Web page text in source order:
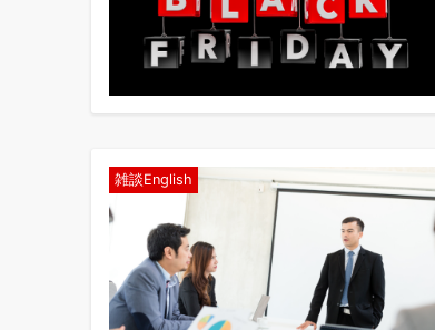
雑談English